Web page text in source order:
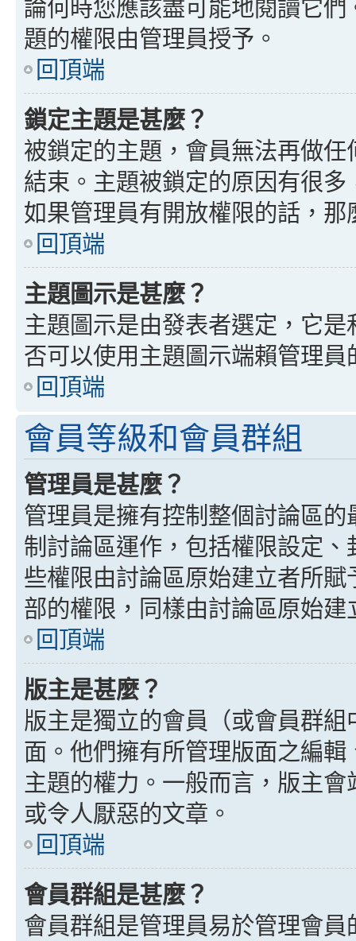
論何時您應該盡可能地閱讀它
題的權限由管理員授予。
回頂端
鎖定主題是甚麼？
被鎖定的主題，會員無法再做
結束。主題被鎖定的原因有很
如果管理員有開放權限的話，
回頂端
主題圖示是甚麼？
主題圖示是由發表者選定，它
否可以使用主題圖示端賴管理員
回頂端
會員等級和會員群組
管理員是甚麼？
管理員是擁有控制整個討論區
制討論區運作，包括權限設定
些權限由討論區原始建立者所
部的權限，同樣由討論區原始建
回頂端
版主是甚麼？
版主是獨立的會員（或會員群
面。他們擁有所管理版面之編
主題的權力。一般而言，版主
或令人厭惡的文章。
回頂端
會員群組是甚麼？
會員群組是管理員易於管理會